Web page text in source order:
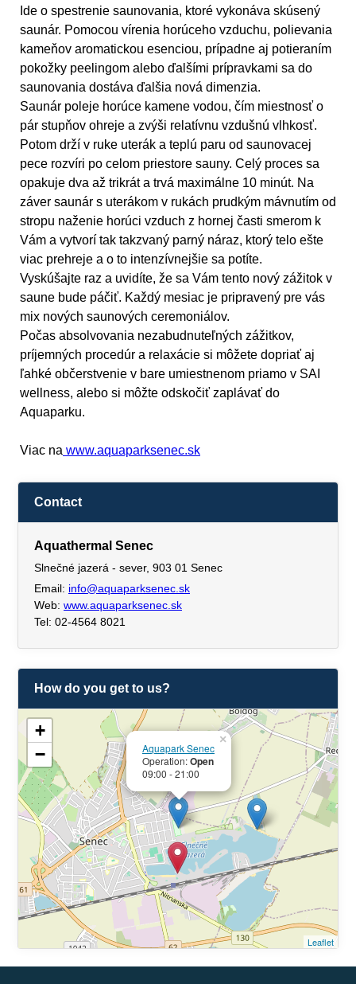
Ide o spestrenie saunovania, ktoré vykonáva skúsený
saunár. Pomocou vírenia horúceho vzduchu, polievania
kameňov aromatickou esenciou, prípadne aj potieraním
pokožky peelingom alebo ďalšími prípravkami sa do
saunovania dostáva ďalšia nová dimenzia.
Saunár poleje horúce kamene vodou, čím miestnosť o
pár stupňov ohreje a zvýši relatívnu vzdušnú vlhkosť.
Potom drží v ruke uterák a teplú paru od saunovacej
pece rozvíri po celom priestore sauny. Celý proces sa
opakuje dva až trikrát a trvá maximálne 10 minút. Na
záver saunár s uterákom v rukách prudkým mávnutím od
stropu naženie horúci vzduch z hornej časti smerom k
Vám a vytvorí tak takzvaný parný náraz, ktorý telo ešte
viac prehreje a o to intenzívnejšie sa potíte.
Vyskúšajte raz a uvidíte, že sa Vám tento nový zážitok v
saune bude páčiť. Každý mesiac je pripravený pre vás
mix nových saunových ceremoniálov.
Počas absolvovania nezabudnuteľných zážitkov,
príjemných procedúr a relaxácie si môžete dopriať aj
ľahké občerstvenie v bare umiestnenom priamo v SAI
wellness, alebo si môžte odskočiť zaplávať do
Aquaparku.
Viac na www.aquaparksenec.sk
Contact
Aquathermal Senec
Slnečné jazerá - sever, 903 01 Senec
Email: info@aquaparksenec.sk
Web: www.aquaparksenec.sk
Tel: 02-4564 8021
How do you get to us?
Aquapark Senec
Operation:Open
09:00 - 21:00
×
+
−
Leaflet